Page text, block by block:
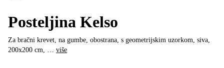
Posteljina Kelso
Za bračni krevet, na gumbe, obostrana, s geometrijskim uzorkom, siva,
200x200 cm, … više